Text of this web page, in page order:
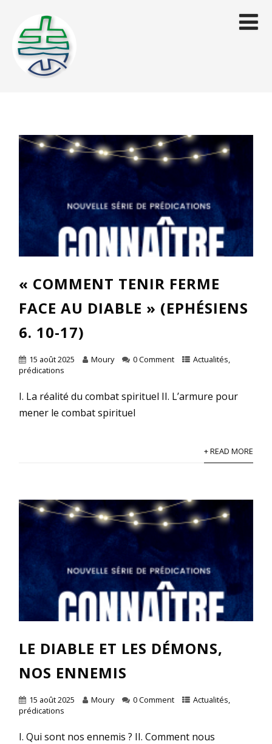
« COMMENT TENIR FERME
FACE AU DIABLE » (EPHÉSIENS
6. 10-17)
15 août 2025 Moury 0 Comment Actualités,
prédications
I. La réalité du combat spirituel II. L’armure pour
mener le combat spirituel
+ READ MORE
LE DIABLE ET LES DÉMONS,
NOS ENNEMIS
15 août 2025 Moury 0 Comment Actualités,
prédications
I. Qui sont nos ennemis ? II. Comment nous